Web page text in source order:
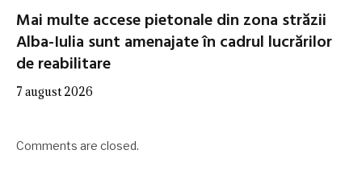
Mai multe accese pietonale din zona străzii
Alba-Iulia sunt amenajate în cadrul lucrărilor
de reabilitare
7 august 2026
Comments are closed.